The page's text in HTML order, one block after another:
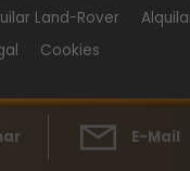
E-Mail
Land-Rover
Cookies